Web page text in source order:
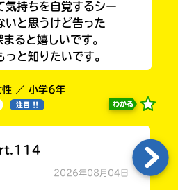
気持ちを自覚するシー
いと思うけど告った
ると嬉しいです。
と知りたいです。
／ 小学6年
注目 !! わかる
2026年08月04日